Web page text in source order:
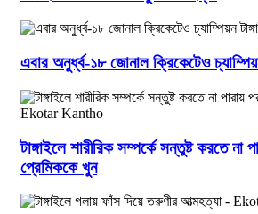
এবার অনুর্ধ্ব-১৮ জোনাল ক্রিকেটেও
টাঙ্গাইলে শারীরিক সম্পর্কে সন্তুষ্ট করতে না
প্রেমিককে খুন